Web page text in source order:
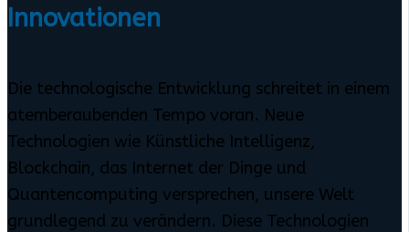
Innovationen
Die technologische Entwicklung schreitet in einem
atemberaubenden Tempo voran. Neue
Technologien wie Künstliche Intelligenz,
Blockchain, das Internet der Dinge und
Quantencomputing versprechen, unsere Welt
grundlegend zu verändern. Diese Technologien